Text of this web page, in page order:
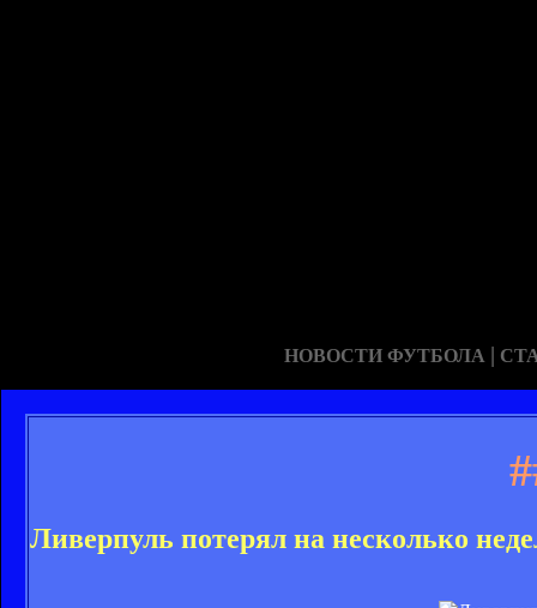
НОВОСТИ ФУТБОЛА |
Ливерпуль потерял на несколько